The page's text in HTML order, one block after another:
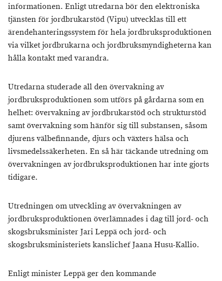
informationen. Enligt utredarna bör den elektroniska
tjänsten för jordbrukarstöd (Vipu) utvecklas till ett
ärendehanteringssystem för hela jordbruksproduktionen
via vilket jordbrukarna och jordbruksmyndigheterna kan
hålla kontakt med varandra.
Utredarna studerade all den övervakning av
jordbruksproduktionen som utförs på gårdarna som en
helhet: övervakning av jordbrukarstöd och strukturstöd
samt övervakning som hänför sig till substansen, såsom
djurens välbefinnande, djurs och växters hälsa och
livsmedelssäkerheten. En så här täckande utredning om
övervakningen av jordbruksproduktionen har inte gjorts
tidigare.
Utredningen om utveckling av övervakningen av
jordbruksproduktionen överlämnades i dag till jord- och
skogsbruksminister Jari Leppä och jord- och
skogsbruksministeriets kanslichef Jaana Husu-Kallio.
Enligt minister Leppä ger den kommande